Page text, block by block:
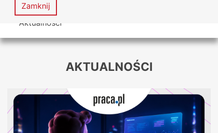
Zamknij
Tutaj jesteś
Aktualności
AKTUALNOŚCI